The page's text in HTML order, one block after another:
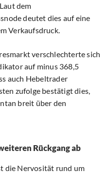
dem
deutet dies auf eine
Verkaufsdruck.
verschlechterte sich
auf minus 368,5
auch Hebeltrader
zufolge bestätigt dies,
breit über den
Rückgang ab
die Nervosität rund um